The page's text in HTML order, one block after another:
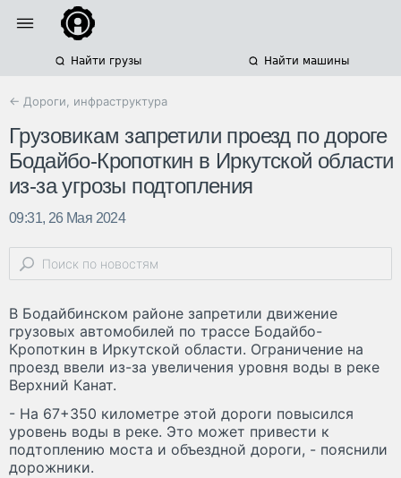
Найти грузы Найти машины
← Дороги, инфраструктура
Грузовикам запретили проезд по дороге
Бодайбо-Кропоткин в Иркутской области
из-за угрозы подтопления
09:31, 26 Мая 2024
В Бодайбинском районе запретили движение
грузовых автомобилей по трассе Бодайбо-
Кропоткин в Иркутской области. Ограничение на
проезд ввели из-за увеличения уровня воды в реке
Верхний Канат.
- На 67+350 километре этой дороги повысился
уровень воды в реке. Это может привести к
подтоплению моста и объездной дороги, - пояснили
дорожники.